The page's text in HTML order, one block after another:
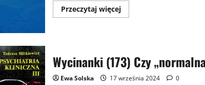
Przeczytaj więcejPrzeczytaj
więcej
telefonicznego
a
treść
rozmów
Wycinanki (173) Czy
Ewa Solska 17 września 2024 0